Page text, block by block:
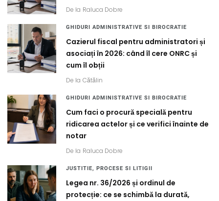
De la Raluca Dobre
GHIDURI ADMINISTRATIVE SI BIROCRATIE
Cazierul fiscal pentru administratori și
asociați în 2026: când îl cere ONRC și
cum îl obții
De la Cătălin
GHIDURI ADMINISTRATIVE SI BIROCRATIE
Cum faci o procură specială pentru
ridicarea actelor și ce verifici înainte de
notar
De la Raluca Dobre
JUSTITIE, PROCESE SI LITIGII
Legea nr. 36/2026 și ordinul de
protecție: ce se schimbă la durată,